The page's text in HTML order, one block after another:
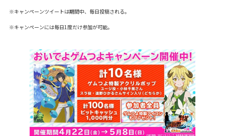
※キャンペーンツイートは期間中、毎日投稿される。
※キャンペーンには毎日1度だけ参加が可能。